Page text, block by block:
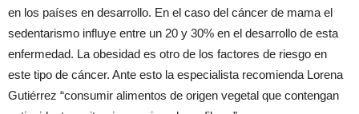
en los países en desarrollo. En el caso del cáncer de mama el
sedentarismo influye entre un 20 y 30% en el desarrollo de esta
enfermedad. La obesidad es otro de los factores de riesgo en
este tipo de cáncer. Ante esto la especialista recomienda Lorena
Gutiérrez “consumir alimentos de origen vegetal que contengan